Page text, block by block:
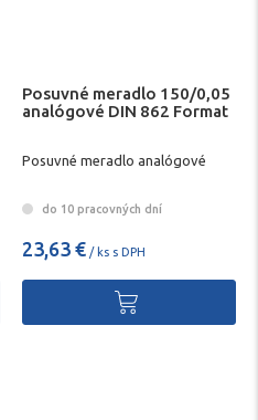
Posuvné meradlo 150/0,05
analógové DIN 862 Format
Posuvné meradlo analógové
do 10 pracovných dní
23,63 € / ks s DPH